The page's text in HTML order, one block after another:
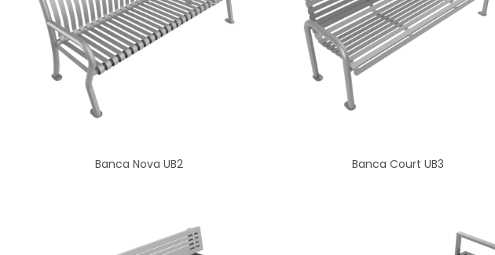
Banca Nova UB2 Banca Court UB3